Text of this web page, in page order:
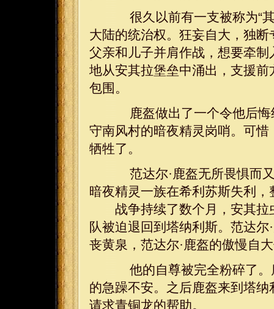
很久以前有一支被称为“其
大陆的统治权。狂妄自大，独断
父亲和儿子并肩作战，想要牵
地从安其拉堡垒中涌出，支援
包围。
鹿盔做出了一个令他后悔
守南风村的暗夜精灵岗哨。可
牺牲了。
范达尔·鹿盔无所畏惧而又
暗夜精灵一族在希利苏斯失利
战争持续了数个月，安其拉
队被迫退回到塔纳利斯。范达
丧黄泉，范达尔·鹿盔的傲慢自
他的自尊被完全粉碎了。
的急躁不安。之后鹿盔来到塔
请求青铜龙的帮助。